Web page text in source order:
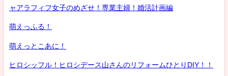
ャアラフィフ女子のめざせ！専業主婦！婚活計画編
萌えっふる！
萌えっとこあに！
ヒロシッフル！ヒロシデース山さんのリフォームひとりDIY！！